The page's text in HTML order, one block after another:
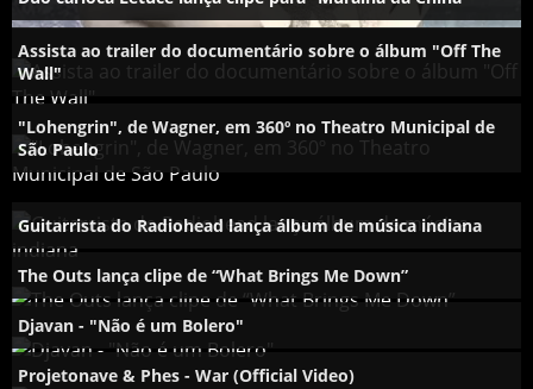
Assista ao trailer do documentário sobre o álbum "Off The
Wall"
"Lohengrin", de Wagner, em 360º no Theatro Municipal de
São Paulo
Guitarrista do Radiohead lança álbum de música indiana
The Outs lança clipe de “What Brings Me Down”
Djavan - "Não é um Bolero"
Projetonave & Phes - War (Official Video)